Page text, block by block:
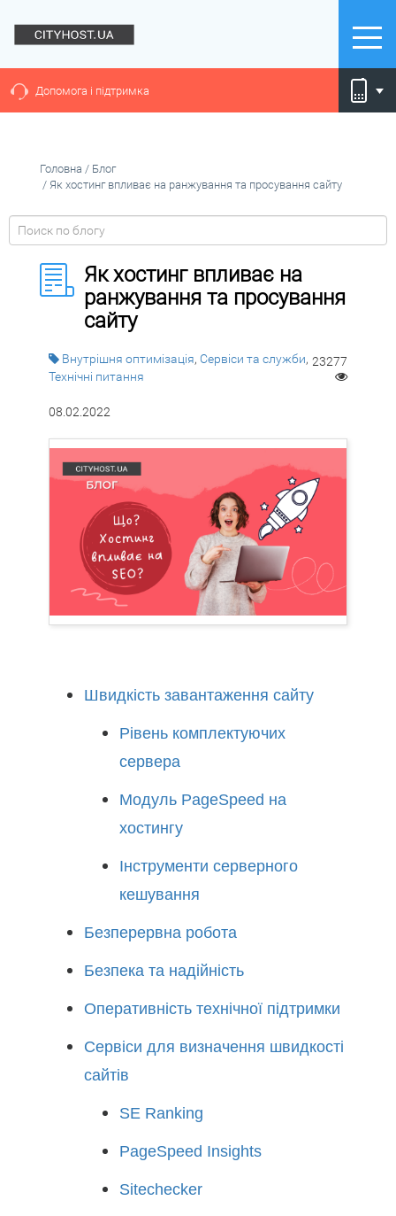
Допомога і підтримка
Головна / Блог
/ Як хостинг впливає на ранжування та просування сайту
Як хостинг впливає на
ранжування та просування
сайту
Внутрішня оптимізація, Сервіси та служби,
Технічні питання
23277
08.02.2022
Швидкість завантаження сайту
Рівень комплектуючих
сервера
Модуль PageSpeed на
хостингу
Інструменти серверного
кешування
Безперервна робота
Безпека та надійність
Оперативність технічної підтримки
Сервіси для визначення швидкості
сайтів
SE Ranking
PageSpeed Insights
Sitechecker